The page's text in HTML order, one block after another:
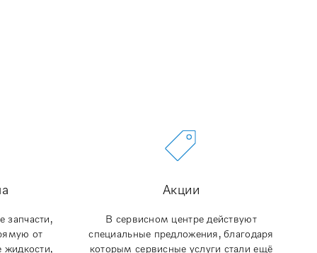
запчасти,
от
жидкости,
Акции
В сервисном центре действуют
специальные предложения, благодаря
которым сервисные услуги стали ещё